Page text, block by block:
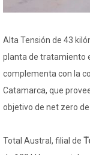
Alta Tensión de 43
planta de tratamiento
complementa con la
Catamarca, que
objetivo de net zero de
Total Austral, filial de